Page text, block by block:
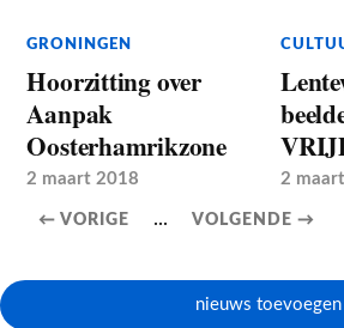
GRONINGEN
Hoorzitting over
Aanpak
Oosterhamrikzone
2 maart 2018 2
← VORIGE ... VOLGENDE →
nieuws toevoegen